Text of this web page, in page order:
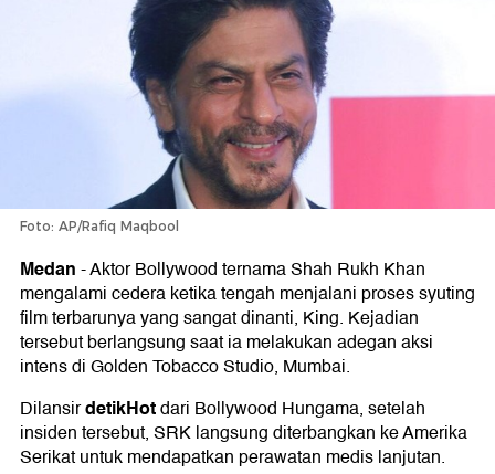
Foto: AP/Rafiq Maqbool
Medan-Aktor Bollywood ternama Shah Rukh Khan
mengalami cedera ketika tengah menjalani proses syuting
film terbarunya yang sangat dinanti, King. Kejadian
tersebut berlangsung saat ia melakukan adegan aksi
intens di Golden Tobacco Studio, Mumbai.
DilansirdetikHotdari Bollywood Hungama, setelah
insiden tersebut, SRK langsung diterbangkan ke Amerika
Serikat untuk mendapatkan perawatan medis lanjutan.